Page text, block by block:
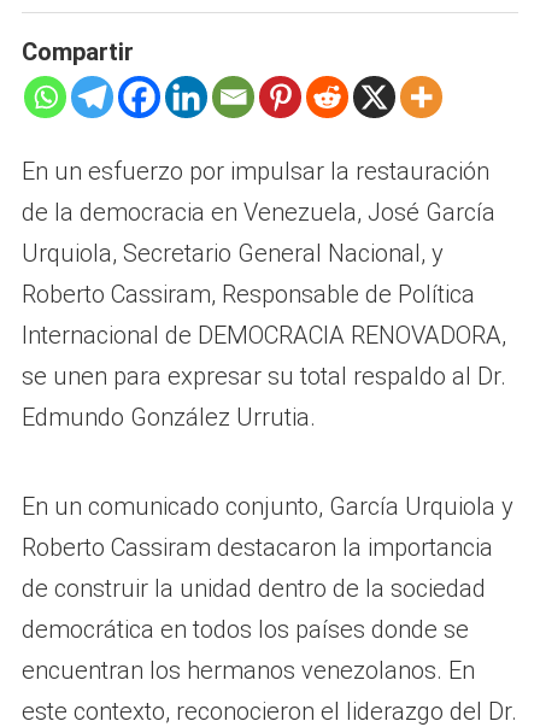
Compartir
En un esfuerzo por impulsar la restauración
de la democracia en Venezuela, José García
Urquiola, Secretario General Nacional, y
Roberto Cassiram, Responsable de Política
Internacional de DEMOCRACIA RENOVADORA,
se unen para expresar su total respaldo al Dr.
Edmundo González Urrutia.
En un comunicado conjunto, García Urquiola y
Roberto Cassiram destacaron la importancia
de construir la unidad dentro de la sociedad
democrática en todos los países donde se
encuentran los hermanos venezolanos. En
este contexto, reconocieron el liderazgo del Dr.